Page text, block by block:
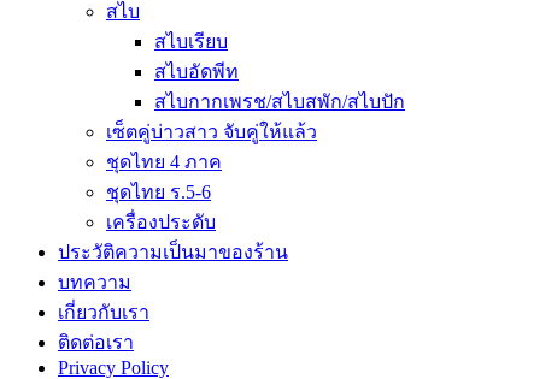
สไบ
สไบเรียบ
สไบอัดพีท
สไบกากเพรช/สไบสพัก/สไบปัก
เซ็ตคู่บ่าวสาว จับคู่ให้แล้ว
ชุดไทย 4 ภาค
ชุดไทย ร.5-6
เครื่องประดับ
ประวัติความเป็นมาของร้าน
บทความ
เกี่ยวกับเรา
ติดต่อเรา
Privacy Policy